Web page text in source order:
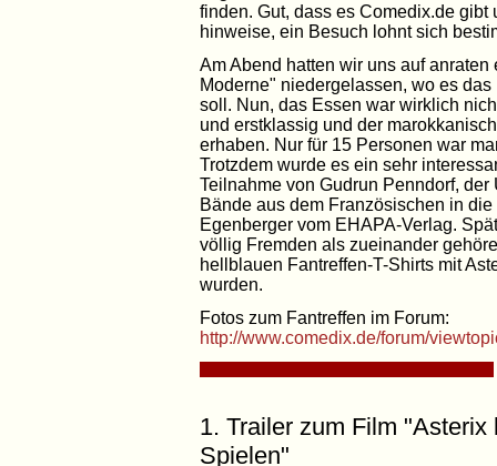
finden. Gut, dass es Comedix.de gibt
hinweise, ein Besuch lohnt sich
Am Abend hatten wir uns auf
Moderne" niedergelassen, wo es
soll. Nun, das Essen war wirklich
und erstklassig und der
erhaben. Nur für 15 Personen war
Trotzdem wurde es ein sehr
Teilnahme von Gudrun Penndorf,
Bände aus dem Französischen in
Egenberger vom EHAPA-Verlag.
völlig Fremden als zueinander
hellblauen Fantreffen-T-Shirts mit
wurden.
Fotos zum Fantreffen im Forum:
http://www.comedix.de/forum/
1. Trailer zum Film
Spielen"